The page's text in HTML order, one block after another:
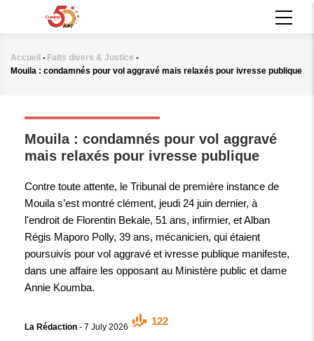
principal
Fil
Accueil - Faits divers & Justice -
Mouila : condamnés pour vol aggravé mais relaxés pour ivresse publique
Mouila : condamnés pour vol aggravé
mais relaxés pour ivresse publique
Contre toute attente, le Tribunal de première instance de
Mouila s’est montré clément, jeudi 24 juin dernier, à
l'endroit de Florentin Bekale, 51 ans, infirmier, et Alban
Régis Maporo Polly, 39 ans, mécanicien, qui étaient
poursuivis pour vol aggravé et ivresse publique manifeste,
dans une affaire les opposant au Ministère public et dame
Annie Koumba.
La Rédaction - 7 July 2026
122